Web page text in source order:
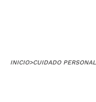
INICIO>CUIDADO PERSONAL